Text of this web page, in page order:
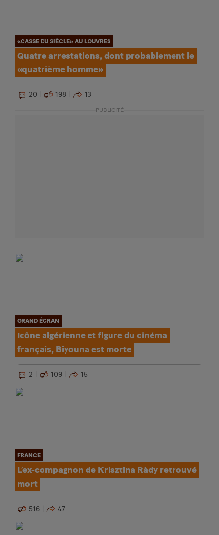
«CASSE DU SIÈCLE» AU LOUVRES
Quatre arrestations, dont probablement le
«quatrième homme»
20 198 13
PUBLICITÉ
GRAND ÉCRAN
Icône algérienne et figure du cinéma
français, Biyouna est morte
2 109 15
FRANCE
L’ex-compagnon de Krisztina Ràdy retrouvé
mort
516 47